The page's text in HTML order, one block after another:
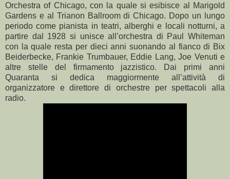
Orchestra of Chicago, con la quale si esibisce al Marigold
Gardens e al Trianon Ballroom di Chicago. Dopo un lungo
periodo come pianista in teatri, alberghi e locali notturni, a
partire dal 1928 si unisce all’orchestra di Paul Whiteman
con la quale resta per dieci anni suonando al fianco di Bix
Beiderbecke, Frankie Trumbauer, Eddie Lang, Joe Venuti e
altre stelle del firmamento jazzistico. Dai primi anni
Quaranta si dedica maggiormente all’attività di
organizzatore e direttore di orchestre per spettacoli alla
radio.